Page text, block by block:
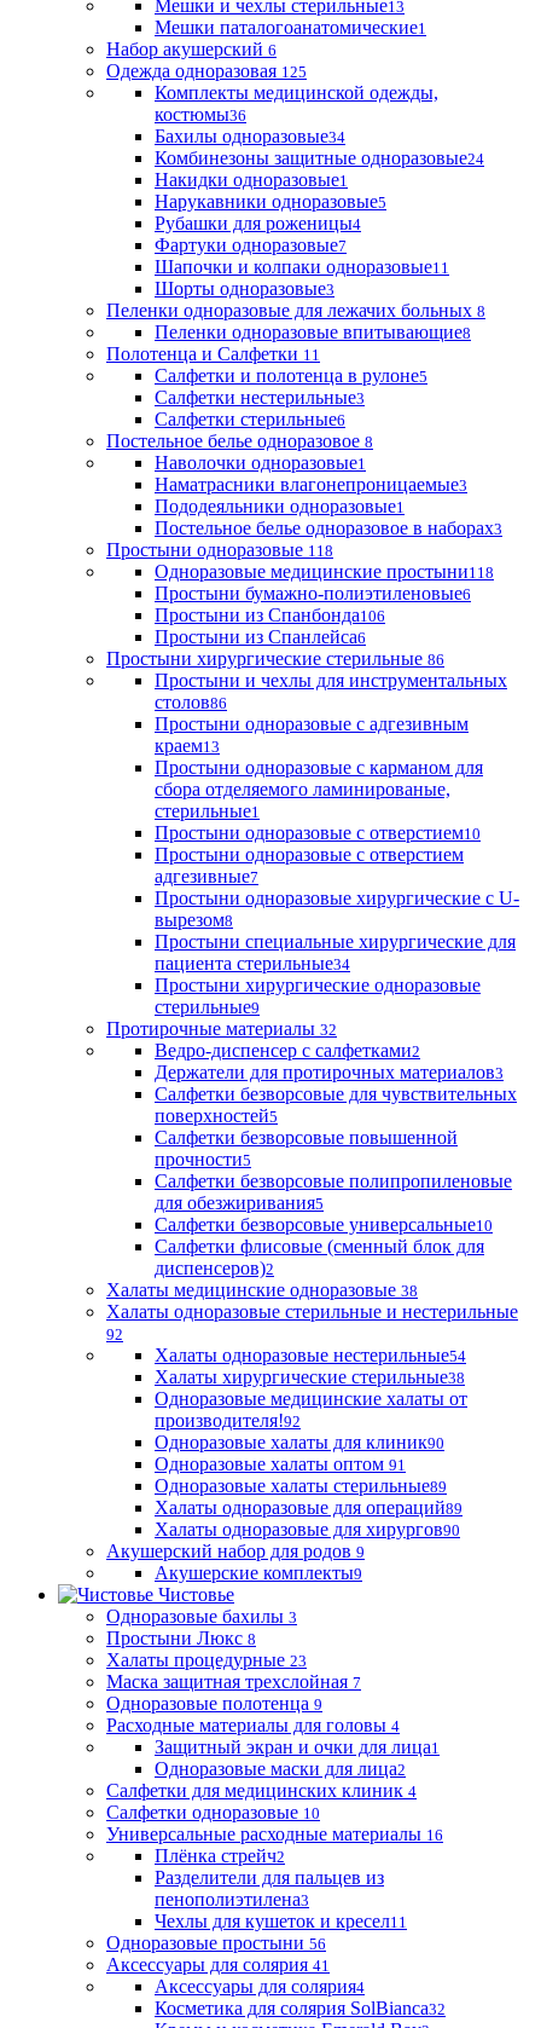
Мешки и чехлы стерильные13
Мешки паталогоанатомические1
Набор акушерский 6
Одежда одноразовая 125
Комплекты медицинской одежды,
костюмы36
Бахилы одноразовые34
Комбинезоны защитные одноразовые24
Накидки одноразовые1
Нарукавники одноразовые5
Рубашки для роженицы4
Фартуки одноразовые7
Шапочки и колпаки одноразовые11
Шорты одноразовые3
Пеленки одноразовые для лежачих больных 8
Пеленки одноразовые впитывающие8
Полотенца и Салфетки 11
Салфетки и полотенца в рулоне5
Салфетки нестерильные3
Салфетки стерильные6
Постельное белье одноразовое 8
Наволочки одноразовые1
Наматрасники влагонепроницаемые3
Пододеяльники одноразовые1
Постельное белье одноразовое в наборах3
Простыни одноразовые 118
Одноразовые медицинские простыни118
Простыни бумажно-полиэтиленовые6
Простыни из Спанбонда106
Простыни из Спанлейса6
Простыни хирургические стерильные 86
Простыни и чехлы для инструментальных
столов86
Простыни одноразовые с адгезивным
краем13
Простыни одноразовые с карманом для
сбора отделяемого ламинированые,
стерильные1
Простыни одноразовые с отверстием10
Простыни одноразовые с отверстием
адгезивные7
Простыни одноразовые хирургические с U-
вырезом8
Простыни специальные хирургические для
пациента стерильные34
Простыни хирургические одноразовые
стерильные9
Протирочные материалы 32
Ведро-диспенсер с салфетками2
Держатели для протирочных материалов3
Салфетки безворсовые для чувствительных
поверхностей5
Салфетки безворсовые повышенной
прочности5
Салфетки безворсовые полипропиленовые
для обезжиривания5
Салфетки безворсовые универсальные10
Салфетки флисовые (сменный блок для
диспенсеров)2
Халаты медицинские одноразовые 38
Халаты одноразовые стерильные и нестерильные
92
Халаты одноразовые нестерильные54
Халаты хирургические стерильные38
Одноразовые медицинские халаты от
производителя!92
Одноразовые халаты для клиник90
Одноразовые халаты оптом 91
Одноразовые халаты стерильные89
Халаты одноразовые для операций89
Халаты одноразовые для хирургов90
Акушерский набор для родов 9
Акушерские комплекты9
Чистовье
Одноразовые бахилы 3
Простыни Люкс 8
Халаты процедурные 23
Маска защитная трехслойная 7
Одноразовые полотенца 9
Расходные материалы для головы 4
Защитный экран и очки для лица1
Одноразовые маски для лица2
Салфетки для медицинских клиник 4
Салфетки одноразовые 10
Универсальные расходные материалы 16
Плёнка стрейч2
Разделители для пальцев из
пенополиэтилена3
Чехлы для кушеток и кресел11
Одноразовые простыни 56
Аксессуары для солярия 41
Аксессуары для солярия4
Косметика для солярия SolBianca32